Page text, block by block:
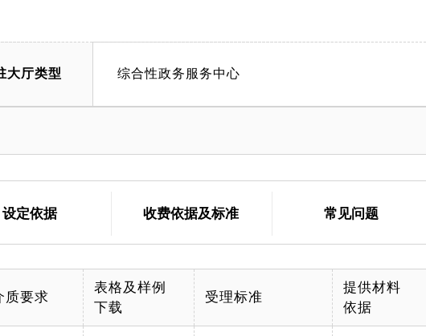
大厅类型 综合性政务服务中心
设定依据 收费依据及标准 常见问题
质要求
表格及样例
下载
受理标准
提供材料
依据